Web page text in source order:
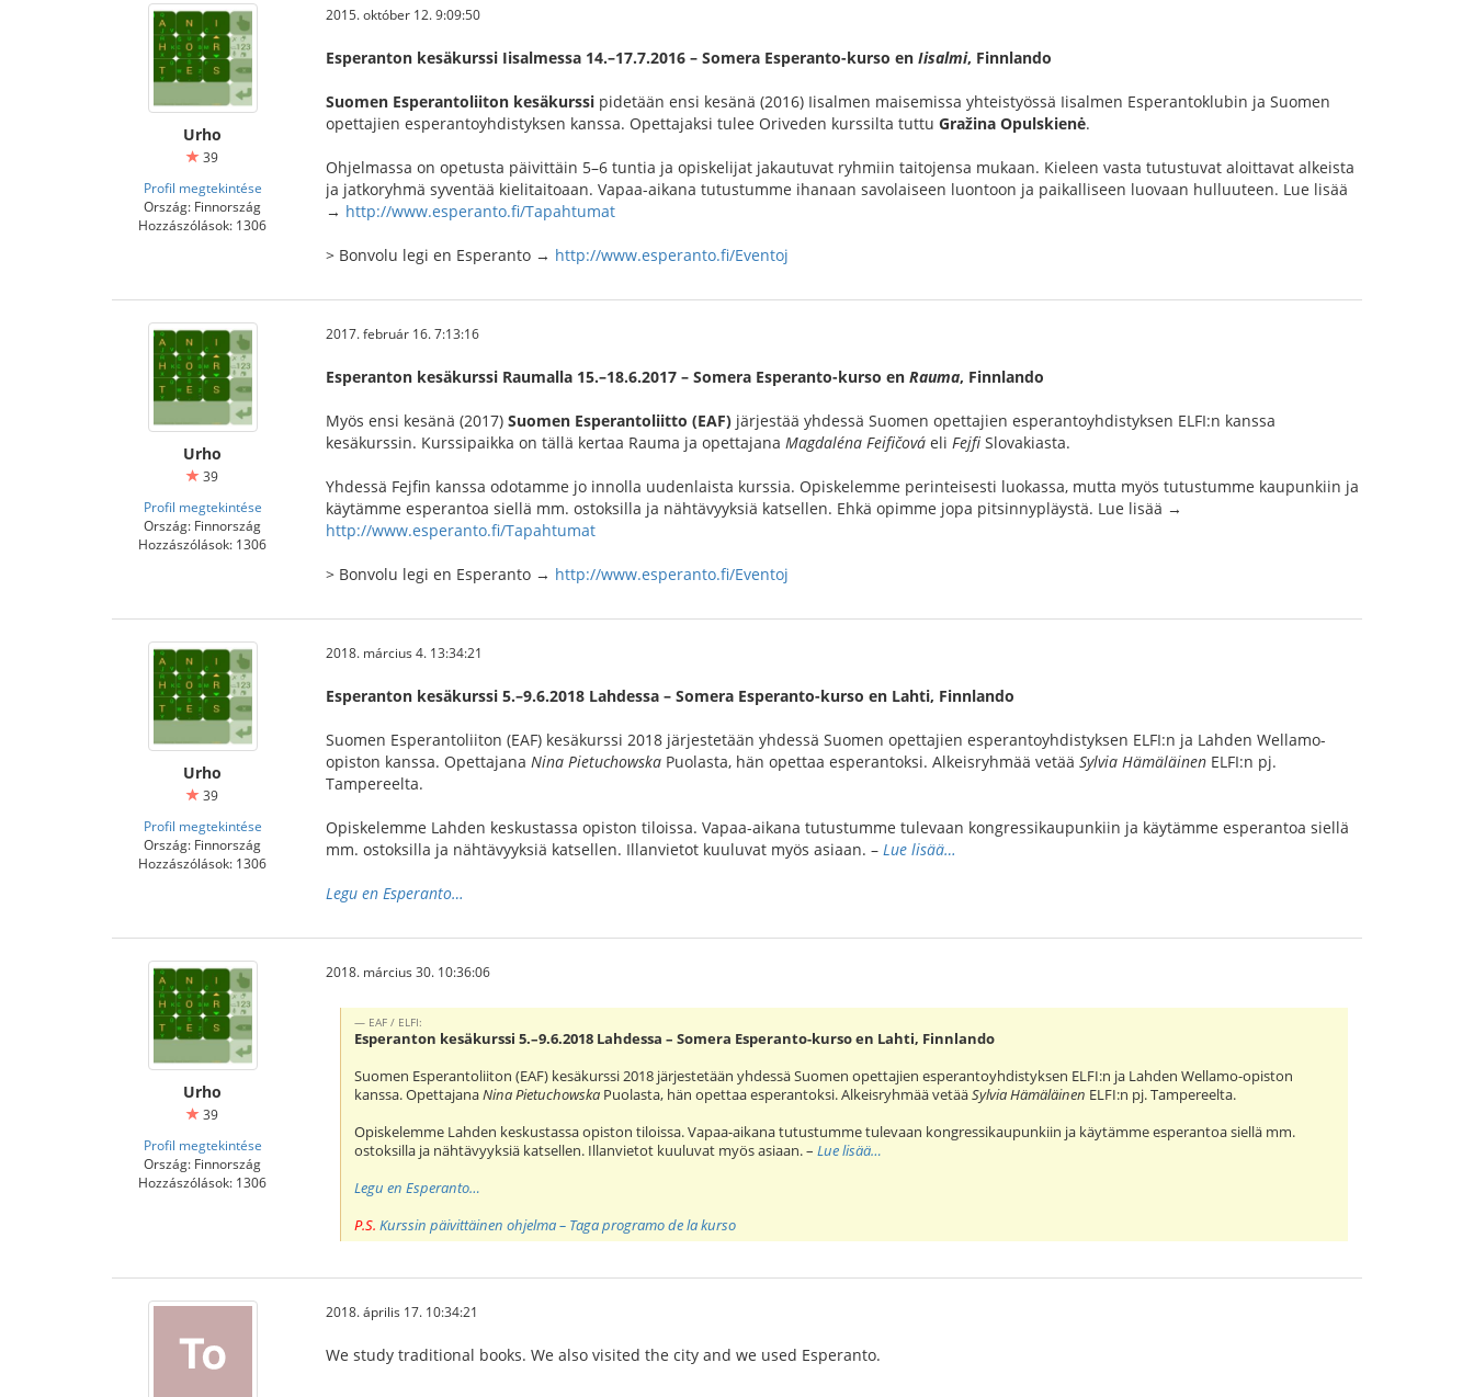
Urho
39
Profil megtekintése
Ország: Finnország
Hozzászólások: 1306
2015. október 12. 9:09:50
Esperanton kesäkurssi Iisalmessa 14.–17.7.2016 – Somera Esperanto-kurso en Iisalmi, Finnlando
Suomen Esperantoliiton kesäkurssi pidetään ensi kesänä (2016) Iisalmen maisemissa yhteistyössä Iisalmen Esperantoklubin ja Suomen
opettajien esperantoyhdistyksen kanssa. Opettajaksi tulee Oriveden kurssilta tuttu Gražina Opulskienė.
Ohjelmassa on opetusta päivittäin 5–6 tuntia ja opiskelijat jakautuvat ryhmiin taitojensa mukaan. Kieleen vasta tutustuvat aloittavat alkeista
ja jatkoryhmä syventää kielitaitoaan. Vapaa-aikana tutustumme ihanaan savolaiseen luontoon ja paikalliseen luovaan hulluuteen. Lue lisää
→ http://www.esperanto.fi/Tapahtumat
> Bonvolu legi en Esperanto → http://www.esperanto.fi/Eventoj
Urho
39
Profil megtekintése
Ország: Finnország
Hozzászólások: 1306
2017. február 16. 7:13:16
Esperanton kesäkurssi Raumalla 15.–18.6.2017 – Somera Esperanto-kurso en Rauma, Finnlando
Myös ensi kesänä (2017) Suomen Esperantoliitto (EAF) järjestää yhdessä Suomen opettajien esperantoyhdistyksen ELFI:n kanssa
kesäkurssin. Kurssipaikka on tällä kertaa Rauma ja opettajana Magdaléna Feifičová eli Fejfi Slovakiasta.
Yhdessä Fejfin kanssa odotamme jo innolla uudenlaista kurssia. Opiskelemme perinteisesti luokassa, mutta myös tutustumme kaupunkiin ja
käytämme esperantoa siellä mm. ostoksilla ja nähtävyyksiä katsellen. Ehkä opimme jopa pitsinnypläystä. Lue lisää →
http://www.esperanto.fi/Tapahtumat
> Bonvolu legi en Esperanto → http://www.esperanto.fi/Eventoj
Urho
39
Profil megtekintése
Ország: Finnország
Hozzászólások: 1306
2018. március 4. 13:34:21
Esperanton kesäkurssi 5.–9.6.2018 Lahdessa – Somera Esperanto-kurso en Lahti, Finnlando
Suomen Esperantoliiton (EAF) kesäkurssi 2018 järjestetään yhdessä Suomen opettajien esperantoyhdistyksen ELFI:n ja Lahden Wellamo-
opiston kanssa. Opettajana Nina Pietuchowska Puolasta, hän opettaa esperantoksi. Alkeisryhmää vetää Sylvia Hämäläinen ELFI:n pj.
Tampereelta.
Opiskelemme Lahden keskustassa opiston tiloissa. Vapaa-aikana tutustumme tulevaan kongressikaupunkiin ja käytämme esperantoa siellä
mm. ostoksilla ja nähtävyyksiä katsellen. Illanvietot kuuluvat myös asiaan. – Lue lisää…
Legu en Esperanto…
Urho
39
Profil megtekintése
Ország: Finnország
Hozzászólások: 1306
2018. március 30. 10:36:06
EAF / ELFI:
Esperanton kesäkurssi 5.–9.6.2018 Lahdessa – Somera Esperanto-kurso en Lahti, Finnlando
Suomen Esperantoliiton (EAF) kesäkurssi 2018 järjestetään yhdessä Suomen opettajien esperantoyhdistyksen ELFI:n ja Lahden Wellamo-opiston
kanssa. OpettajanaNina Pietuchowska Puolasta, hän opettaa esperantoksi. Alkeisryhmää vetääSylvia Hämäläinen ELFI:n pj. Tampereelta.
Opiskelemme Lahden keskustassa opiston tiloissa. Vapaa-aikana tutustumme tulevaan kongressikaupunkiin ja käytämme esperantoa siellä mm.
ostoksilla ja nähtävyyksiä katsellen. Illanvietot kuuluvat myös asiaan. –Lue lisää…
Legu en Esperanto…
P.S. Kurssin päivittäinen ohjelma – Taga programo de la kurso
2018. április 17. 10:34:21
We study traditional books. We also visited the city and we used Esperanto.